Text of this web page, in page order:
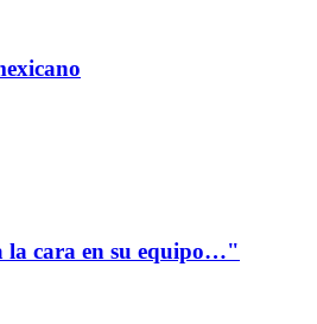
la cara en su equipo…"